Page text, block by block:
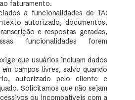
faturamento.
a funcionalidades de IA:
autorizado, documentos,
e respostas geradas,
funcionalidades forem
que usuários incluam dados
campos livres, salvo quando
autorizado pelo cliente e
Solicitamos que não sejam
ou incompatíveis com a